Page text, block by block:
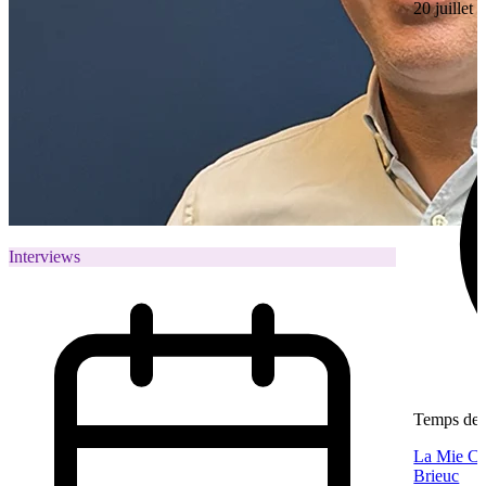
Interviews
20 juillet
Temps de
La Mie
Brieuc